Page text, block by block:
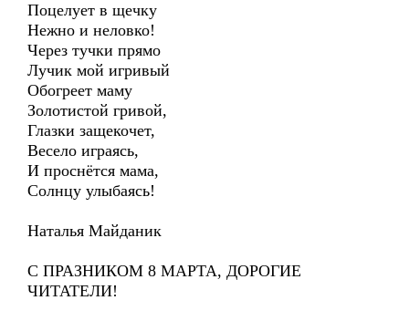
Поцелует в щечку
Нежно и неловко!
Через тучки прямо
Лучик мой игривый
Обогреет маму
Золотистой гривой,
Глазки защекочет,
Весело играясь,
И проснётся мама,
Солнцу улыбаясь!
Наталья Майданик
С ПРАЗНИКОМ 8 МАРТА, ДОРОГИЕ
ЧИТАТЕЛИ!